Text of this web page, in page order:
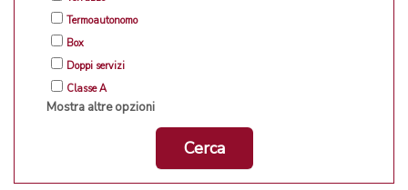
Termoautonomo
Box
Doppi servizi
Classe A
Mostra altre opzioni
Cerca